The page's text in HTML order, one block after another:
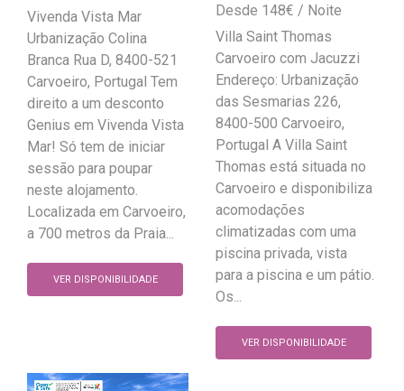
Vivenda Vista Mar
Urbanização Colina
Branca Rua D, 8400-521
Carvoeiro, Portugal Tem
direito a um desconto
Genius em Vivenda Vista
Mar! Só tem de iniciar
sessão para poupar
neste alojamento.
Localizada em Carvoeiro,
a 700 metros da Praia...
VER DISPONIBILIDADE
148€
Villa Saint Thomas
Carvoeiro com Jacuzzi
Endereço: Urbanização
das Sesmarias 226,
8400-500 Carvoeiro,
Portugal A Villa Saint
Thomas está situada no
Carvoeiro e disponibiliza
acomodações
climatizadas com uma
piscina privada, vista
para a piscina e um pátio.
Os...
VER DISPONIBILIDADE